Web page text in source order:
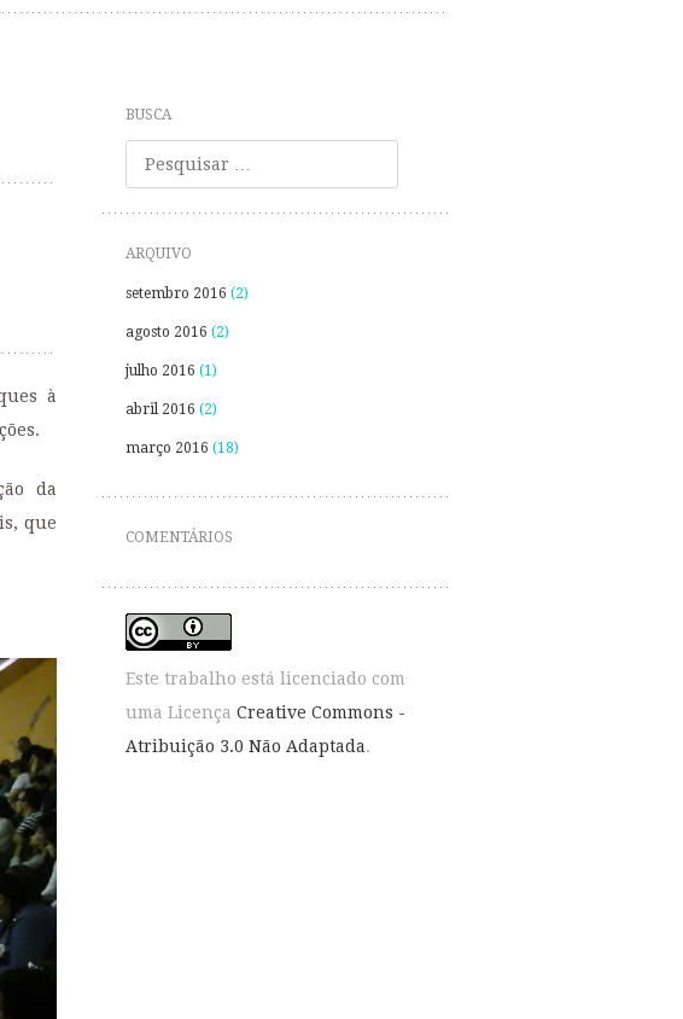
à
da
que
BUSCA
Pesquisa
ARQUIVO
setembro 2016 (2)
agosto 2016 (2)
julho 2016 (1)
abril 2016 (2)
março 2016 (18)
COMENTÁRIOS
Este trabalho está licenciado com
uma Licença Creative Commons -
Atribuição 3.0 Não Adaptada.